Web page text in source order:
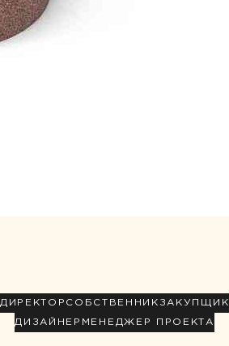
ДИРЕКТОР СОБСТВЕННИК ЗАКУПЩИК
ДИЗАЙНЕР МЕНЕДЖЕР ПРОЕКТА